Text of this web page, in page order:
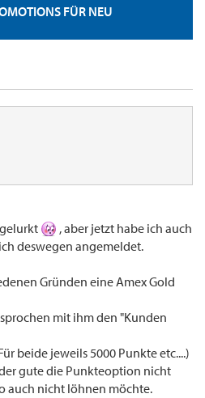
FÜR NEU
, aber jetzt habe ich auch
deswegen angemeldet.
Gründen eine Amex Gold
mit ihm den "Kunden
beide jeweils 5000 Punkte etc....)
gute die Punkteoption nicht
auch nicht löhnen möchte.